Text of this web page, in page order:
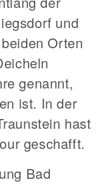
und
Orten
genannt,
ist. In der
hast
geschafft.
Bad